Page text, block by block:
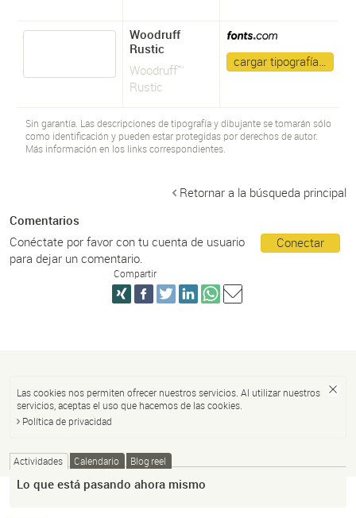
Woodruff
Rustic
Woodruff™
Rustic
cargar tipografía…
Sin garantía. Las descripciones de tipografía y dibujante se tomarán sólo
como identificación y pueden estar protegidas por derechos de autor.
Más información en los links correspondientes.
Retornar a la búsqueda principal
Comentarios
Conectar
Conéctate por favor con tu cuenta de usuario
para dejar un comentario.
Compartir
Las cookies nos permiten ofrecer nuestros servicios. Al utilizar nuestros
servicios, aceptas el uso que hacemos de las cookies.
Política de privacidad
Actividades Calendario Blog reel
Lo que está pasando ahora mismo